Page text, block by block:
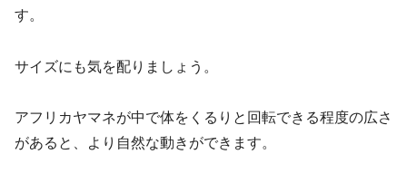
す。
サイズにも気を配りましょう。
アフリカヤマネが中で体をくるりと回転できる程度の広さ
があると、より自然な動きができます。